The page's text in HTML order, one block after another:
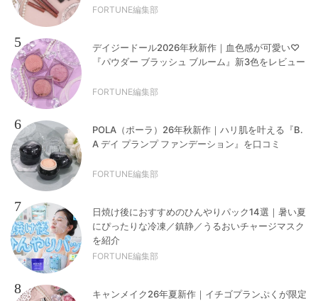
FORTUNE編集部
5
デイジードール2026年秋新作｜血色感が可愛い♡
『パウダー ブラッシュ ブルーム』新3色をレビュー
FORTUNE編集部
6
POLA（ポーラ）26年秋新作｜ハリ肌を叶える『B.
A デイ プランプ ファンデーション』を口コミ
FORTUNE編集部
7
日焼け後におすすめのひんやりパック14選｜暑い夏
にぴったりな冷凍／鎮静／うるおいチャージマスク
を紹介
FORTUNE編集部
8
キャンメイク26年夏新作｜イチゴプランぷくが限定